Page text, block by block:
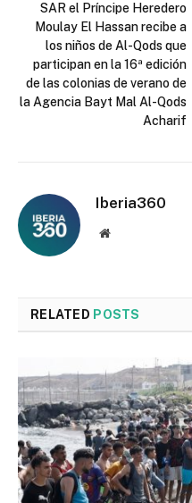
SAR el Príncipe Heredero
Moulay El Hassan recibe a
los niños de Al-Qods que
participan en la 16ª edición
de las colonias de verano de
la Agencia Bayt Mal Al-Qods
Acharif
Iberia360
Website
RELATED POSTS